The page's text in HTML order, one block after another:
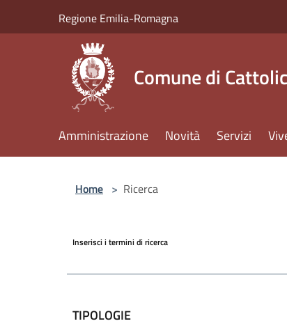
Regione Emilia-Romagna
Comune di
Amministrazione Novità Servizi
Home > Ricerca
Inserisci i termini di ricerca
TIPOLOGIE